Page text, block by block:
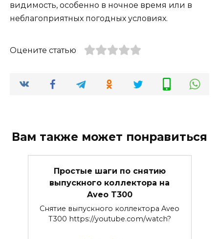
видимость, особенно в ночное время или в
неблагоприятных погодных условиях.
Оцените статью
Вам также может понравиться
Простые шаги по снятию
выпускного коллектора на
Aveo T300
Снятие выпускного коллектора Aveo
T300 https://youtube.com/watch?